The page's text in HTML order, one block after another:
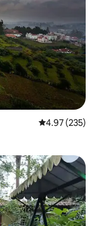
平均评分 4.97
4.97 (235)